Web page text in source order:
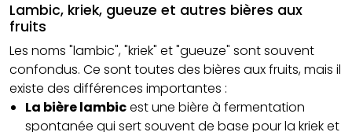
Lambic, kriek, gueuze et autres bières aux
fruits
Les noms "lambic", "kriek" et "gueuze" sont souvent
confondus. Ce sont toutes des bières aux fruits, mais il
existe des différences importantes :
La bière lambicest une bière à fermentation
spontanée qui sert souvent de base pour la kriek et